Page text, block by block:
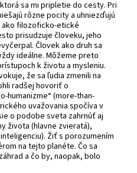
sa mi pripletie do cesty. Pri
rôzne pocity a uhniezďujú
ako filozoficko-etické
prisudzuje človeku, jeho
Človek ako druh sa
ideálne. Môžeme preto
k životu a mysleniu.
že sa ľudia zmenili na
radšej hovoriť o
humanizme“ (more-than-
uvažovania spočíva v
o podobe sveta zahrnúť aj
života (hlavne zvieratá),
Žiť s porozumením
na tejto planéte. Čo sa
a čo by, naopak, bolo